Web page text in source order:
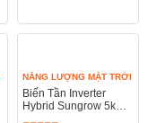
NĂNG LƯỢNG MẶT TRỜI
Biến Tần Inverter
Hybrid Sungrow 5kW